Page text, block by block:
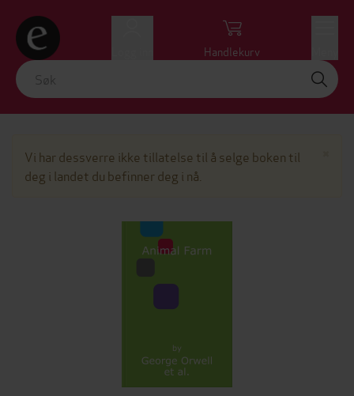
Handlekurv
Vi har dessverre ikke tillatelse til å selge boken til
deg i landet du befinner deg i nå.